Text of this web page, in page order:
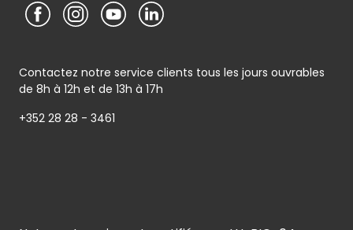
Contactez notre service clients tous les jours ouvrables
de 8h à 12h et de 13h à 17h
+352 28 28 - 3461